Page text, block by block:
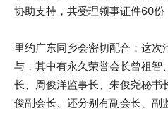
协助支持，共受理领事证件60份
里约广东同乡会密切配合：这次
与，其中有永久荣誉会长曾祖智
长、周俊洋监事长、朱俊尧秘书
俊副会长、还分别有副会长、副